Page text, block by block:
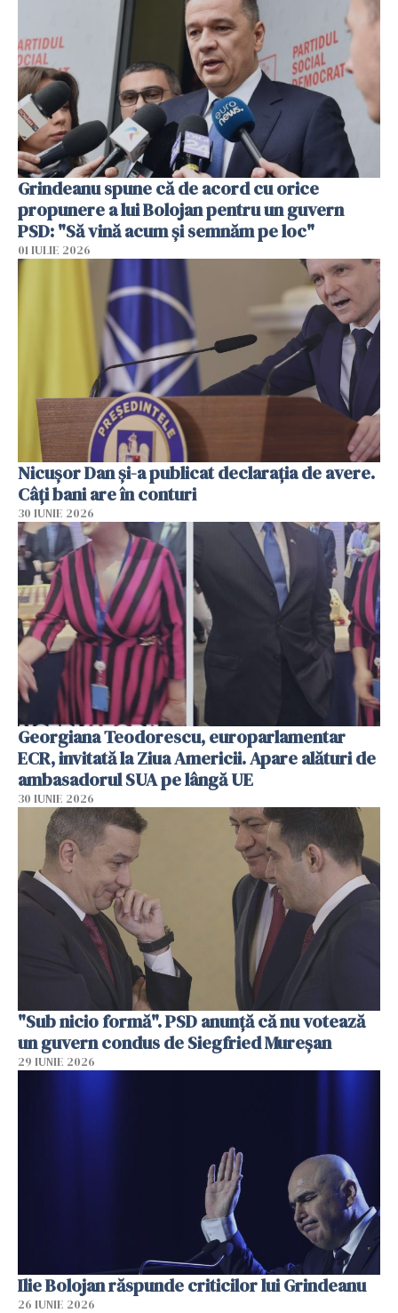
Grindeanu spune că de acord cu orice
propunere a lui Bolojan pentru un guvern
PSD: "Să vină acum și semnăm pe loc"
01 IULIE 2026
Nicuşor Dan şi-a publicat declaraţia de avere.
Câți bani are în conturi
30 IUNIE 2026
Georgiana Teodorescu, europarlamentar
ECR, invitată la Ziua Americii. Apare alături de
ambasadorul SUA pe lângă UE
30 IUNIE 2026
"Sub nicio formă". PSD anunţă că nu votează
un guvern condus de Siegfried Mureşan
29 IUNIE 2026
Ilie Bolojan răspunde criticilor lui Grindeanu
26 IUNIE 2026